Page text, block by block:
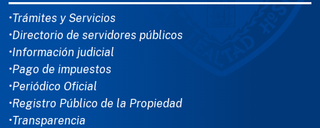
•Trámites y Servicios
•Directorio de servidores públicos
•Información judicial
•Pago de impuestos
•Periódico Oficial
•Registro Público de la Propiedad
•Transparencia